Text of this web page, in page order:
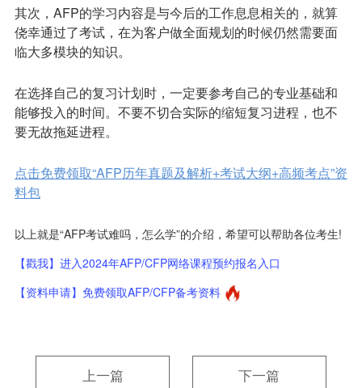
其次，AFP的学习内容是与今后的工作息息相关的，就算
侥幸通过了考试，在为客户做全面规划的时候仍然需要面
临大多模块的知识。
在选择自己的复习计划时，一定要参考自己的专业基础和
能够投入的时间。不要不切合实际的缩短复习进程，也不
要无故拖延进程。
点击免费领取“AFP历年真题及解析+考试大纲+高频考点”资
料包
以上就是“AFP考试难吗，怎么学”的介绍，希望可以帮助各位考生!
【戳我】进入2024年AFP/CFP网络课程预约报名入口
【资料申请】免费领取AFP/CFP备考资料
上一篇 下一篇